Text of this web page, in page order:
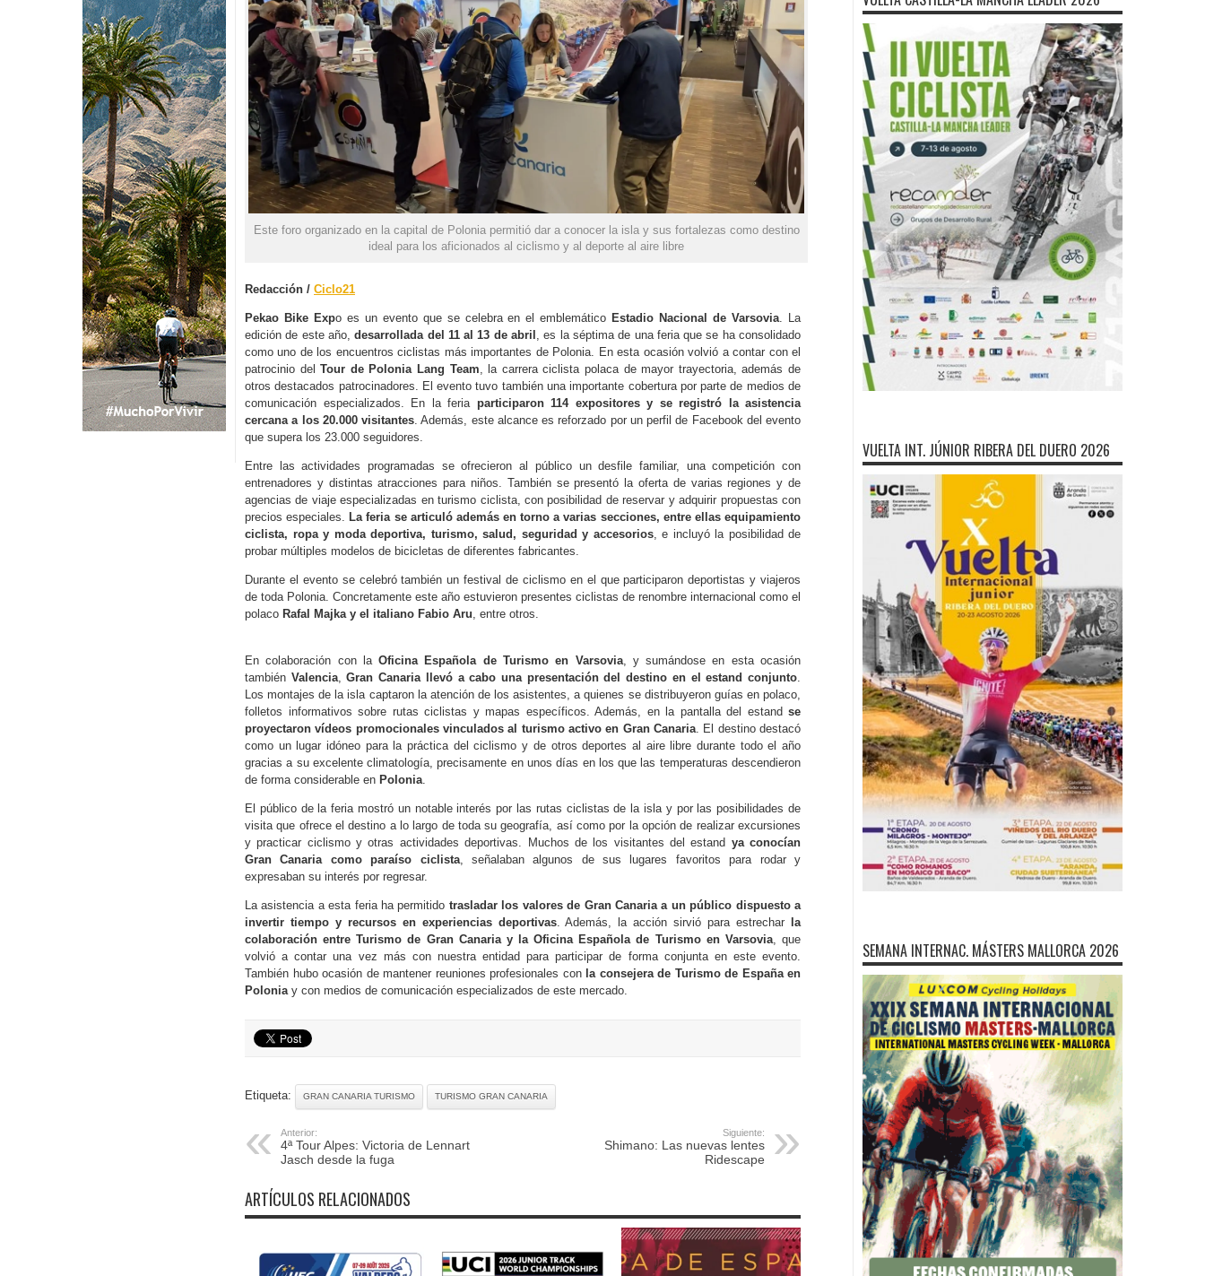
Este foro organizado en la capital de Polonia permitió dar a conocer la isla y sus fortalezas como destino
ideal para los aficionados al ciclismo y al deporte al aire libre
Redacción / Ciclo21
Pekao Bike Expo es un evento que se celebra en el emblemático Estadio Nacional de Varsovia. La
edición de este año,desarrollada del 11 al 13 de abril , es la séptima de una feria que se ha consolidado
como uno de los encuentros ciclistas más importantes de Polonia. En esta ocasión volvió a contar con el
patrocinio delTour de Polonia Lang Team, la carrera ciclista polaca de mayor trayectoria, además de
otros destacados patrocinadores. El evento tuvo también una importante cobertura por parte de medios de
comunicación especializados. En la feria participaron 114 expositores y se registró la asistencia
cercana a los 20.000 visitantes. Además, este alcance es reforzado por un perfil de Facebook del evento
que supera los 23.000 seguidores.
Entre las actividades programadas se ofrecieron al público un desfile familiar, una competición con
entrenadores y distintas atracciones para niños. También se presentó la oferta de varias regiones y de
agencias de viaje especializadas en turismo ciclista, con posibilidad de reservar y adquirir propuestas con
precios especiales. La feria se articuló además en torno a varias secciones, entre ellas equipamiento
ciclista, ropa y moda deportiva, turismo, salud, seguridad y accesorios, e incluyó la posibilidad de
probar múltiples modelos de bicicletas de diferentes fabricantes.
Durante el evento se celebró también un festival de ciclismo en el que participaron deportistas y viajeros
de toda Polonia. Concretamente este año estuvieron presentes ciclistas de renombre internacional como el
polaco Rafal Majka y el italiano Fabio Aru, entre otros.
En colaboración con laOficina Española de Turismo en Varsovia, y sumándose en esta ocasión
también Valencia,Gran Canaria llevó a cabo una presentación del destino en el estand conjunto.
Los montajes de la isla captaron la atención de los asistentes, a quienes se distribuyeron guías en polaco,
folletos informativos sobre rutas ciclistas y mapas específicos. Además, en la pantalla del estand se
proyectaron vídeos promocionales vinculados al turismo activo en Gran Canaria. El destino destacó
como un lugar idóneo para la práctica del ciclismo y de otros deportes al aire libre durante todo el año
gracias a su excelente climatología, precisamente en unos días en los que las temperaturas descendieron
de forma considerable en Polonia.
El público de la feria mostró un notable interés por las rutas ciclistas de la isla y por las posibilidades de
visita que ofrece el destino a lo largo de toda su geografía, así como por la opción de realizar excursiones
y practicar ciclismo y otras actividades deportivas. Muchos de los visitantes del estand ya conocían
Gran Canaria como paraíso ciclista, señalaban algunos de sus lugares favoritos para rodar y
expresaban su interés por regresar.
La asistencia a esta feria ha permitido trasladar los valores de Gran Canaria a un público dispuesto a
invertir tiempo y recursos en experiencias deportivas. Además, la acción sirvió para estrechar la
colaboración entre Turismo de Gran Canaria y la Oficina Española de Turismo en Varsovia, que
volvió a contar una vez más con nuestra entidad para participar de forma conjunta en este evento.
También hubo ocasión de mantener reuniones profesionales con la consejera de Turismo de España en
Poloniay con medios de comunicación especializados de este mercado.
Etiqueta: GRAN CANARIA TURISMO TURISMO GRAN CANARIA
Anterior:
4ª Tour Alpes: Victoria de Lennart
Jasch desde la fuga
Siguiente:
Shimano: Las nuevas lentes
Ridescape
ARTÍCULOS RELACIONADOS
VUELTA INT. JÚNIOR RIBERA DEL DUERO 2026
SEMANA INTERNAC. MÁSTERS MALLORCA 2026